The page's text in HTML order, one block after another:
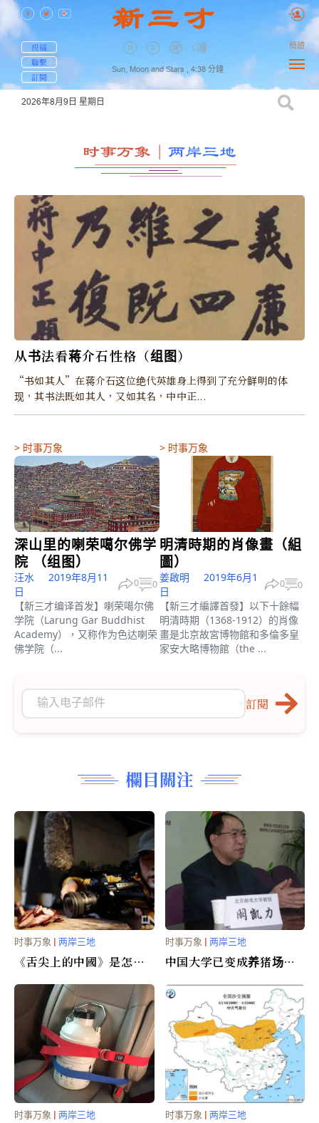
投稿
聯繫
訂閱
Sun, Moon and Stars , 4:38 分鐘
簡體
2026年8月9日 星期日
时事万象 ｜ 两岸三地
訂閱
从书法看蒋介石性格（组图）
“书如其人”在蒋介石这位绝代英雄身上得到了充分鲜明的体
现，其书法既如其人，又如其名，中中正...
> 时事万象
深山里的喇荣噶尔佛学
院 （组图）
汪水
2019年8月11
日
0 0
【新三才编译首发】喇荣噶尔佛
学院（Larung Gar Buddhist
Academy），又称作为色达喇荣
佛学院（...
> 时事万象
明清時期的肖像畫（組
圖）
姜啟明
2019年6月1
日
0 0
【新三才編譯首發】以下十餘幅
明清時期（1368-1912）的肖像
畫是北京故宮博物館和多倫多皇
家安大略博物館（the ...
欄目關注
时事万象 | 两岸三地
《舌尖上的中國》是怎麼
时事万象 | 两岸三地
中国大学已变成养猪场
时事万象 | 两岸三地 时事万象 | 两岸三地